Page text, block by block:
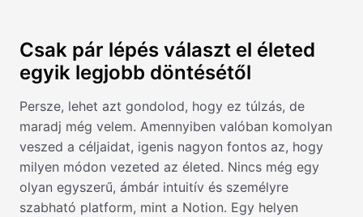
Csak pár lépés választ el életed
egyik legjobb döntésétől
Persze, lehet azt gondolod, hogy ez túlzás, de
maradj még velem. Amennyiben valóban komolyan
veszed a céljaidat, igenis nagyon fontos az, hogy
milyen módon vezeted az életed. Nincs még egy
olyan egyszerű, ámbár intuitív és személyre
szabható platform, mint a Notion. Egy helyen